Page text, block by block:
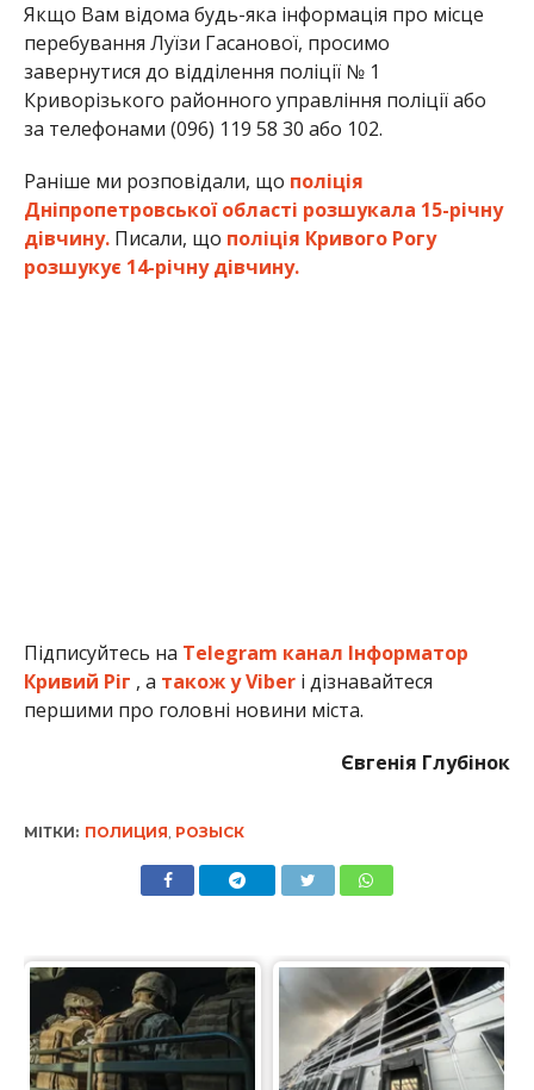
Якщо Вам відома будь-яка інформація про місце
перебування Луїзи Гасанової, просимо
завернутися до відділення поліції № 1
Криворізького районного управління поліції або
за телефонами (096) 119 58 30 або 102.
Раніше ми розповідали, що поліція
Дніпропетровської області розшукала 15-річну
дівчину.Писали, що поліція Кривого Рогу
розшукує 14-річну дівчину.
Підписуйтесь на Telegram канал Інформатор
Кривий Ріг , а також у Viberі дізнавайтеся
першими про головні новини міста.
Євгенія Глубінок
МІТКИ: ПОЛИЦИЯ, РОЗЫСК